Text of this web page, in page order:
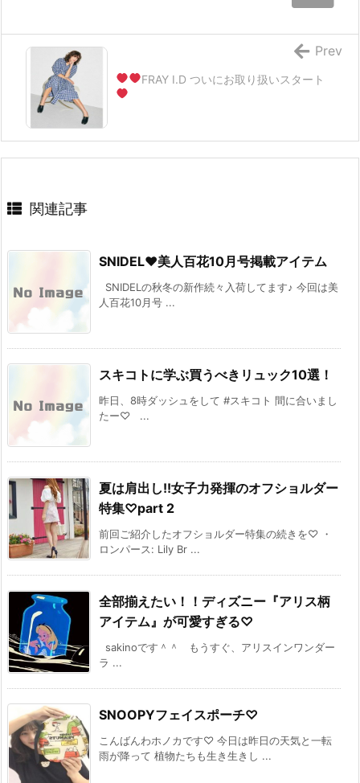
FRAY I.D ついにお取り扱いスタート
Prev
関連記事
SNIDEL♥美人百花10月号掲載アイテム
SNIDELの秋冬の新作続々入荷してます♪ 今回は美
人百花10月号 ...
スキコトに学ぶ買うべきリュック10選！
昨日、8時ダッシュをして #スキコト 間に合いまし
たー♡ ...
夏は肩出し!!女子力発揮のオフショルダー
特集♡part 2
前回ご紹介したオフショルダー特集の続きを♡ ・
ロンパース: Lily Br ...
全部揃えたい！！ディズニー『アリス柄
アイテム』が可愛すぎる♡
sakinoです＾＾ もうすぐ、アリスインワンダー
ラ ...
SNOOPYフェイスポーチ♡
こんばんわホノカです♡ 今日は昨日の天気と一転
雨が降って 植物たちも生き生きし ...